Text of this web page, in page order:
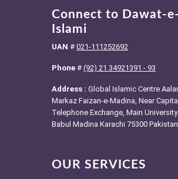
Connect to Dawat-e-
Islami
UAN # 021-111252692
Phone # (92) 21 34921391 - 93
Address : Global Islamic Centre
Markaz Faizan-e-Madina, Near Capital
Telephone Exchange, Main University
Babul Madina Karachi 75300 Pakistan.
OUR SERVICES